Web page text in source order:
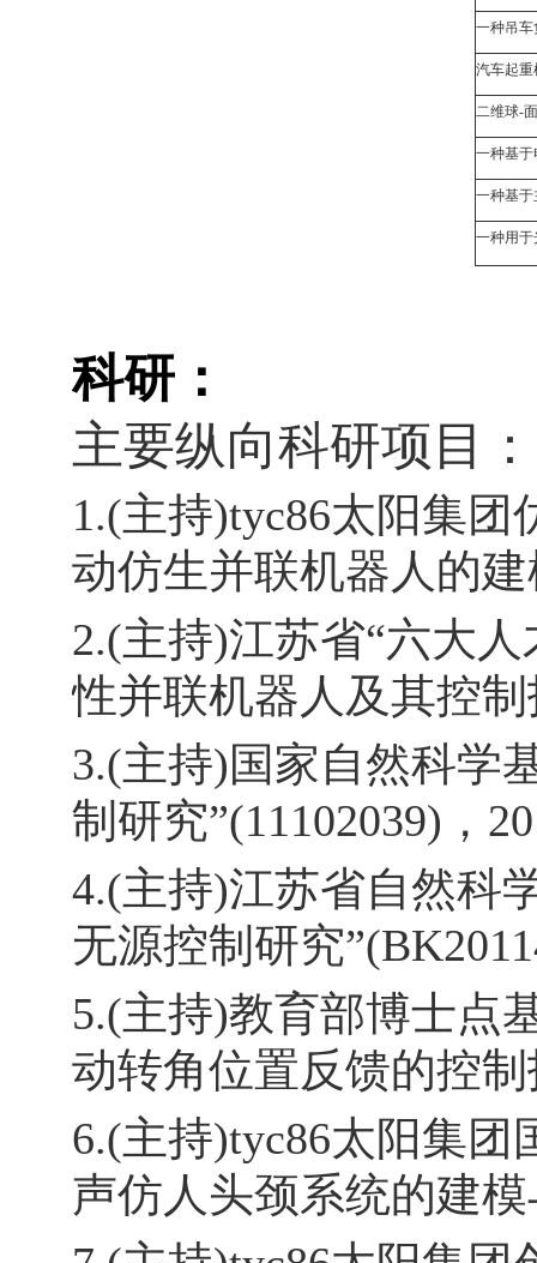
一种吊车
汽车起重
二维球-
一种基于
一种基于
一种用于
科研：
主要纵向科研项目：
1.(主持)tyc86太阳集
动仿生并联机器人的建
2.(主持)江苏省“六大
性并联机器人及其控制
3.(主持)国家自然科学
制研究”(11102039)，
4.(主持)江苏省自然科
无源控制研究
5.(主持)教育部博士点
动转角位置反馈的控制
6.(主持)tyc86太阳集
声仿人头颈系统的建模